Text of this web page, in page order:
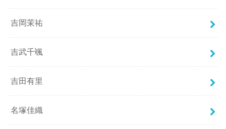
吉岡茉祐
吉武千颯
吉田有里
名塚佳織